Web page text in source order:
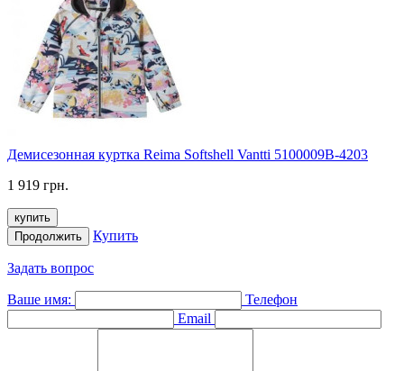
Демисезонная куртка Reima Softshell Vantti 5100009B-4203
1 919 грн.
купить
Продолжить
Купить
Задать вопрос
Ваше имя:
Телефон
Email